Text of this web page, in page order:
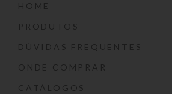
HOME
PRODUTOS
DÚVIDAS FREQUENTES
ONDE COMPRAR
CATÁLOGOS